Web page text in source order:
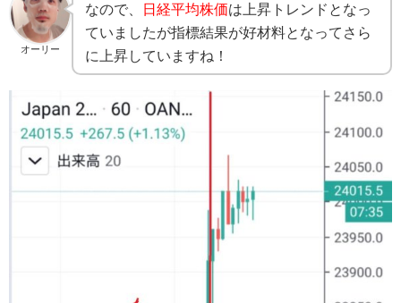
オーリー
なので、 日経平均株価は上昇トレンドとなっ
ていましたが指標結果が好材料となってさら
に上昇していますね！